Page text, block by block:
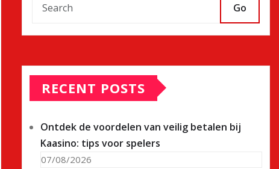
Go
RECENT POSTS
Ontdek de voordelen van veilig betalen bij
Kaasino: tips voor spelers
07/08/2026